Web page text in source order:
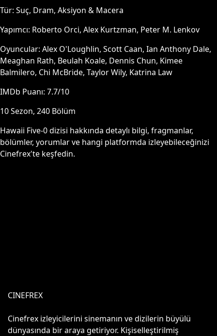
Tür: Suç, Dram, Aksiyon & Macera
Yapımcı: Roberto Orci, Alex Kurtzman, Peter M. Lenkov
Oyuncular: Alex O'Loughlin, Scott Caan, Ian Anthony Dale,
Meaghan Rath, Beulah Koale, Dennis Chun, Kimee
Balmilero, Chi McBride, Taylor Wily, Katrina Law
IMDb Puanı: 7.7/10
10Sezon, 240 Bölüm
Hawaii Five-0dizisi hakkında detaylı bilgi, fragmanlar,
bölümler, yorumlar ve hangi platformda izleyebileceğinizi
Cinefrex'te keşfedin.
CINEFREX
Cinefrex izleyicilerini sinemanın ve dizilerin büyülü
dünyasında bir araya getiriyor. Kişiselleştirilmiş